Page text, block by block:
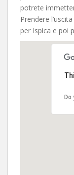
potrete
Prendere
per Ispica e poi